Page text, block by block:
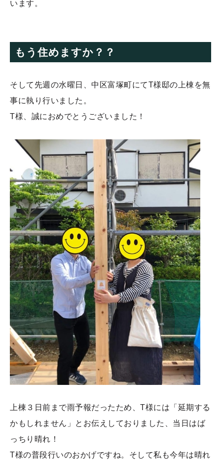
います。
もう住めますか？？
そして先週の水曜日、中区富塚町にてT様邸の上棟を無
事に執り行いました。
T様、誠におめでとうございました！
上棟３日前まで雨予報だったため、T様には「延期する
かもしれません」とお伝えしておりました、当日はば
っちり晴れ！
T様の普段行いのおかげですね。そして私も今年は晴れ